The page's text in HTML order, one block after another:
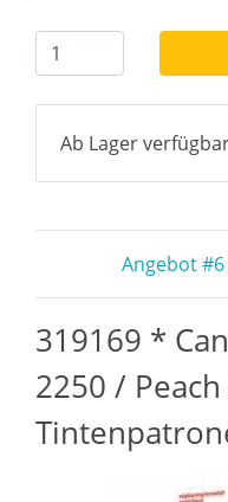
Ab Lager
Angebot #6
319169 *
2250 /